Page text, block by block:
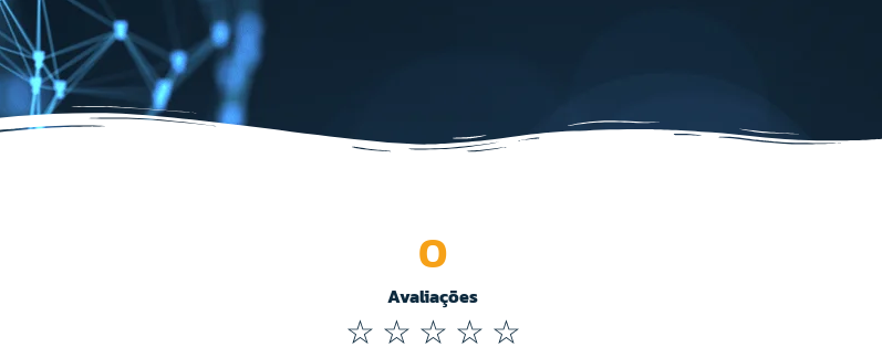
Avaliações
0
☆ ☆ ☆ ☆ ☆